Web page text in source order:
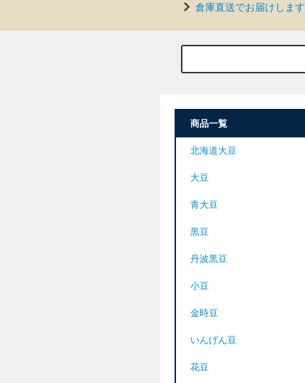
倉庫直送でお届けします
商品一覧
北海道大豆
大豆
青大豆
黒豆
丹波黒豆
小豆
金時豆
いんげん豆
花豆